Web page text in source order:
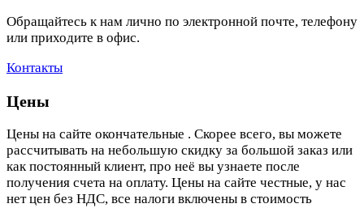
Обращайтесь к нам лично по электронной почте, телефону
или приходите в офис.
Контакты
Цены
Цены на сайте окончательные . Скорее всего, вы можете
рассчитывать на небольшую скидку за большой заказ или
как постоянный клиент, про неё вы узнаете после
получения счета на оплату. Цены на сайте честные, у нас
нет цен без НДС, все налоги включены в стоимость